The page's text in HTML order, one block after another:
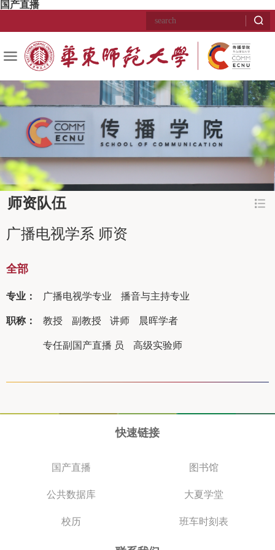
国产直播
师资队伍
广播电视学系 师资
全部
专业： 广播电视学专业 播音与主持专业
职称： 教授 副教授 讲师 晨晖学者
专任副国产直播 员 高级实验师
快速链接
国产直播 图书馆
公共数据库 大夏学堂
校历 班车时刻表